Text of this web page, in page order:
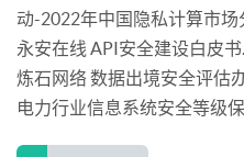
动-2022年中国隐私计算市场
永安在线 API安全建设白皮
炼石网络 数据出境安全评估
电力行业信息系统安全等级